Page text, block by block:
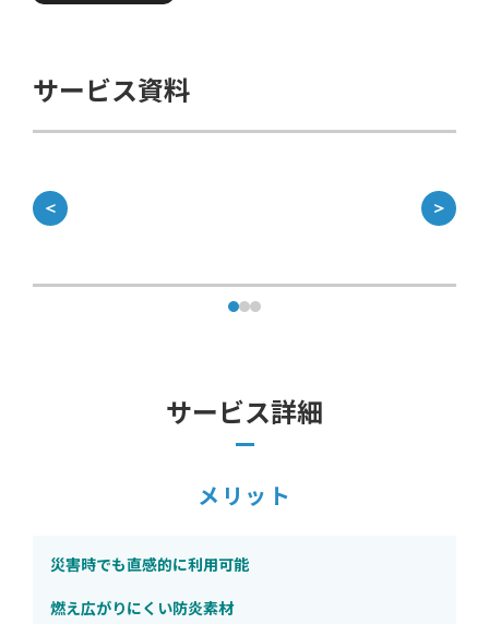
サービス資料
＜ ＞
サービス詳細
メリット
災害時でも直感的に利用可能
燃え広がりにくい防炎素材